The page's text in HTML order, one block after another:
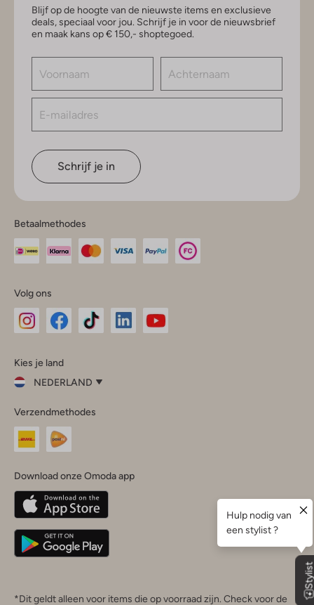
Blijf op de hoogte van de nieuwste items en exclusieve
deals, speciaal voor jou. Schrijf je in voor de nieuwsbrief
en maak kans op € 150,- shoptegoed.
Schrijf je in
Betaalmethodes
Volg ons
InstagramFacebook
Kies je land
NEDERLAND
je
land
Nederland
Belgique(Français)
Deutschland
Verzendmethodes
Download onze Omoda app
*Dit geldt alleen voor items die op voorraad zijn. Check voor de